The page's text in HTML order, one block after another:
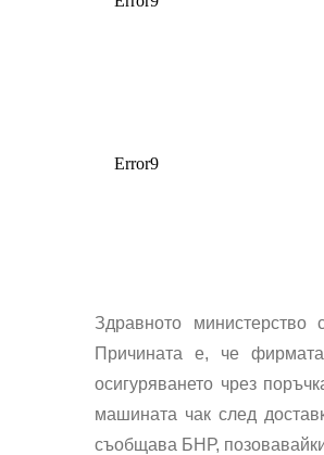
Здравното
Причината е, че
осигуряването чрез
машината чак след
съобщава БНР,